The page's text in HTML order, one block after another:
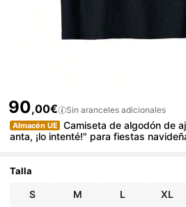
90,00€ Sin aranceles adicionales
Almacén UE
Camiseta de algodón de
anta, ¡lo intenté!" para fiestas
Talla
S M L XL